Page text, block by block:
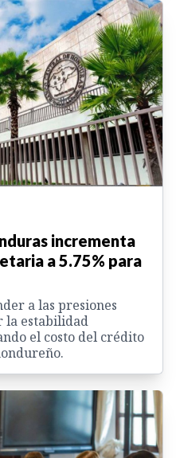
incrementa
a 5.75% para
a las presiones
la estabilidad
el costo del crédito